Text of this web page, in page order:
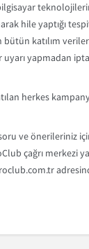
hile yaptığı
katılım
yapmadan
herkes
ve önerileriniz
çağrı merkezi